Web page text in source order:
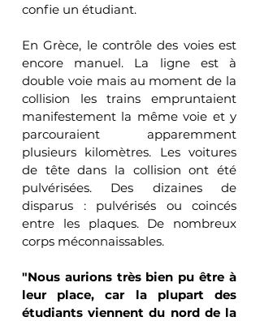
confie un étudiant.
En Grèce, le contrôle des voies est
encore manuel. La ligne est à
double voie mais au moment de la
collision les trains empruntaient
manifestement la même voie et y
parcouraient apparemment
plusieurs kilomètres. Les voitures
de tête dans la collision ont été
pulvérisées. Des dizaines de
disparus : pulvérisés ou coincés
entre les plaques. De nombreux
corps méconnaissables.
"Nous aurions très bien pu être à
leur place, car la plupart des
étudiants viennent du nord de la